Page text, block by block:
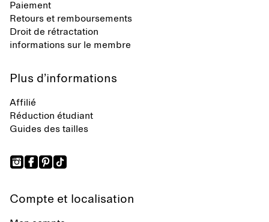
Paiement
Retours et remboursements
Droit de rétractation
informations sur le membre
Plus d’informations
Affilié
Réduction étudiant
Guides des tailles
Compte et localisation